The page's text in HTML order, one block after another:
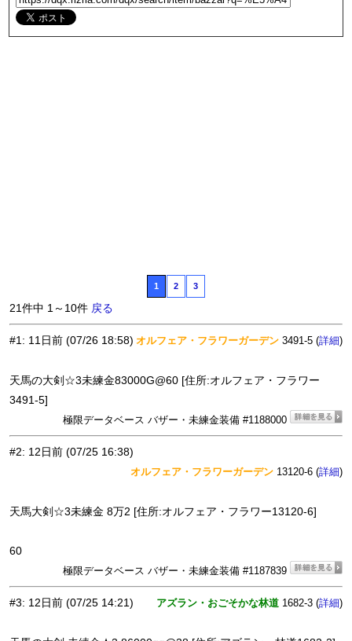
1 2 3
21件中 1～10件 戻る
#1: 11日前 (07/26 18:58) オルフェア・フラワーガーデン 3491-5 (詳細)
天馬の大剣☆3未練金83000G@60 [住所:オルフェア・フラワー
3491-5]
極限データベース バザー・未練金装備 #1188000
#2: 12日前 (07/25 16:38)
オルフェア・フラワーガーデン 13120-6 (詳細)
天馬大剣☆3未練金 8万2 [住所:オルフェア・フラワー13120-6]
60
極限データベース バザー・未練金装備 #1187839
#3: 12日前 (07/25 14:21) アズラン・おごそかな林道 1682-3 (詳細)